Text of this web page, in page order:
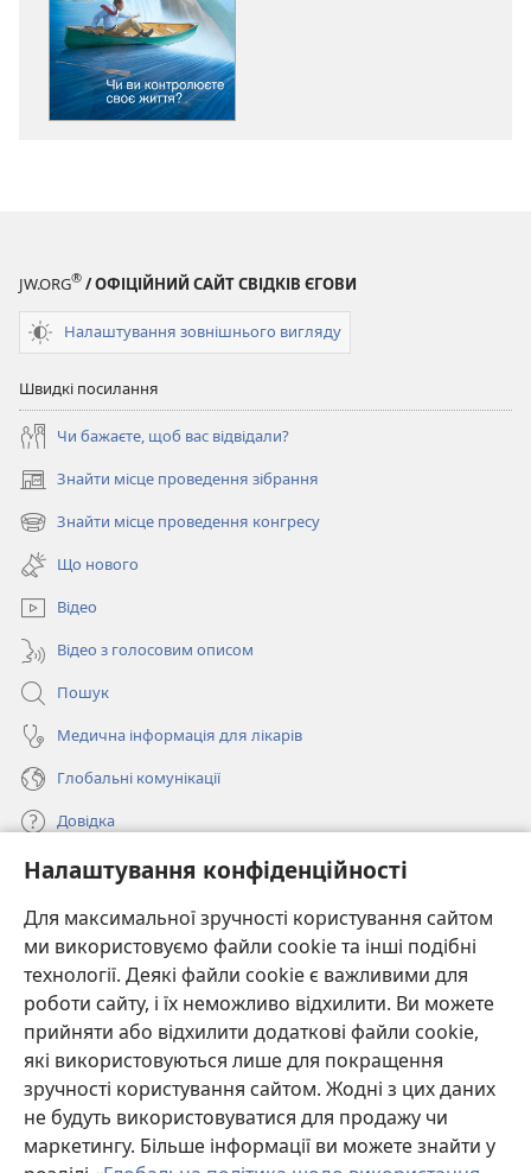
Налаштування конфіденційності
Для максимальної зручності користування сайтом
ми використовуємо файли cookie та інші подібні
технології. Деякі файли cookie є важливими для
роботи сайту, і їх неможливо відхилити. Ви можете
прийняти або відхилити додаткові файли cookie,
які використовуються лише для покращення
зручності користування сайтом. Жодні з цих даних
не будуть використовуватися для продажу чи
маркетингу. Більше інформації ви можете знайти у
JW.ORG® / ОФІЦІЙНИЙ САЙТ СВІДКІВ ЄГОВИ
Налаштування зовнішнього вигляду
Швидкі посилання
Чи бажаєте, щоб вас відвідали?
Знайти місце проведення зібрання
(відкривається
у
новому
вікні)
Знайти місце проведення конгресу
(відкривається
новому
вікні)
Що нового
Відео
Відео з голосовим описом
Пошук
Медична інформація для лікарів
Глобальні комунікації
Довідка
Пожертви
(відкривається
у
новому
вікні)
ОНЛАЙН-БІБЛІОТЕКА Товариства «Вартова башта»™
(відкривається
у
новому
вікні)
JW Hub ®
(відкривається
у
новомуJW Library
Watchtower Library